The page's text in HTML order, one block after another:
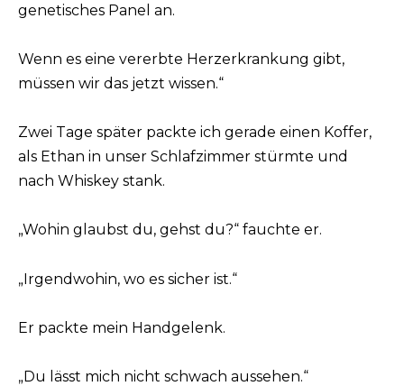
genetisches Panel an.
Wenn es eine vererbte Herzerkrankung gibt,
müssen wir das jetzt wissen.“
Zwei Tage später packte ich gerade einen Koffer,
als Ethan in unser Schlafzimmer stürmte und
nach Whiskey stank.
„Wohin glaubst du, gehst du?“ fauchte er.
„Irgendwohin, wo es sicher ist.“
Er packte mein Handgelenk.
„Du lässt mich nicht schwach aussehen.“